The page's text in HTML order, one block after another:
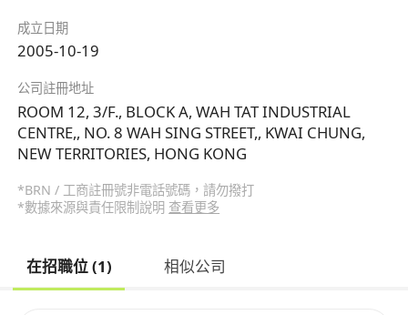
成立日期
2005-10-19
公司註冊地址
ROOM 12, 3/F., BLOCK A, WAH TAT INDUSTRIAL
CENTRE,, NO. 8 WAH SING STREET,, KWAI CHUNG,
NEW TERRITORIES, HONG KONG
*BRN / 工商註冊號非電話號碼，請勿撥打
*數據來源與責任限制說明 查看更多
在招職位 (1) 相似公司